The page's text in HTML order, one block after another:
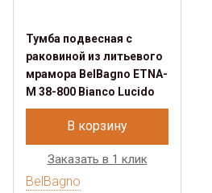
Тумба подвесная с
раковиной из литьевого
мрамора BelBagno ETNA-
M 38-800 Bianco Lucido
В корзину
Заказать в 1 клик
BelBagno